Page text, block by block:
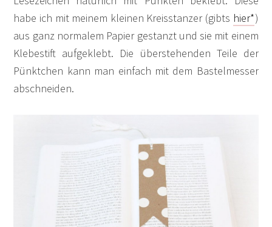
habe ich mit meinem kleinen Kreisstanzer (gibts hier*)
aus ganz normalem Papier gestanzt und sie mit einem
Klebestift aufgeklebt. Die überstehenden Teile der
Pünktchen kann man einfach mit dem Bastelmesser
abschneiden.